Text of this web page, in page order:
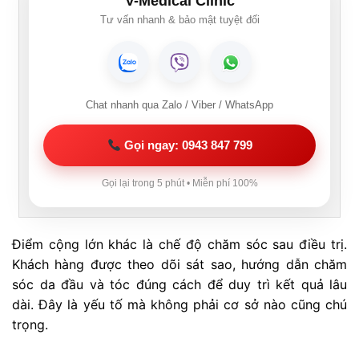
Tư vấn nhanh & bảo mật tuyệt đối
Chat nhanh qua Zalo / Viber / WhatsApp
Gọi ngay: 0943 847 799
Gọi lại trong 5 phút • Miễn phí 100%
Điểm cộng lớn khác là chế độ chăm sóc sau điều trị.
Khách hàng được theo dõi sát sao, hướng dẫn chăm
sóc da đầu và tóc đúng cách để duy trì kết quả lâu
dài. Đây là yếu tố mà không phải cơ sở nào cũng chú
trọng.